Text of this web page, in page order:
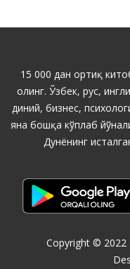
15 000 дан ортиқ
олинг. Ўзбек, рус,
диний, бизнес,
яна бошқа кўплаб
Дунёнинг
Copyright © 2022